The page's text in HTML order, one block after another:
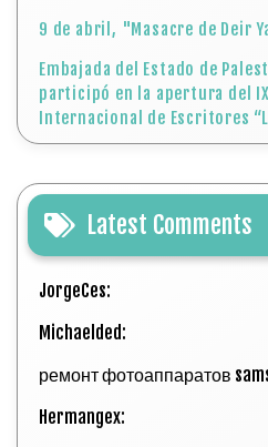
9 de abril, "Masacre de Deir
Embajada del Estado de
participó en la apertura del
Internacional de Escritores
Latest Comments
JorgeCes:
Michaelded:
ремонт фотоаппаратов
Hermangex: